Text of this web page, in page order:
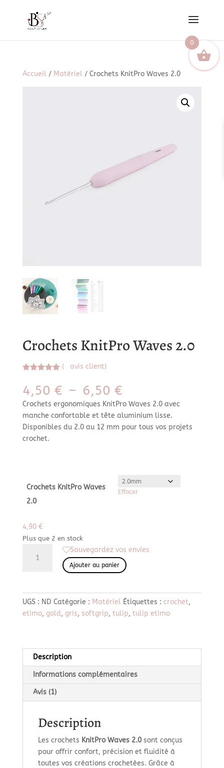
Accueil/ Matériel/ Crochets KnitPro Waves 2.0
Crochets KnitPro Waves 2.0
sur 5
basé sur
notation
client
( avis client)
4,50 € – 6,50 €Plage
de
prix :
4,50 €
Crochets ergonomiques KnitPro Waves 2.0 avec
manche confortable et tête aluminium lisse.
Disponibles du 2.0 au 12 mm pour tous vos projets
crochet.
Crochets KnitPro Waves
2.0
Effacer
4,90 €
Plus que 2 en stock
Sauvegardez vos envies
Waves
Ajouter au panier
UGS : ND Catégorie : Matériel Étiquettes : crochet,
etimo, gold, gris, softgrip, tulip, tulip etimo
Description
Informations complémentaires
Avis (1)
Description
Les crochets KnitPro Waves 2.0sont conçus
pour offrir confort, précision et fluidité à
toutes vos créations crochetées. Grâce à
0